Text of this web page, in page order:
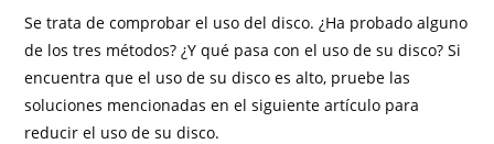
Se trata de comprobar el uso del disco. ¿Ha probado alguno
de los tres métodos? ¿Y qué pasa con el uso de su disco? Si
encuentra que el uso de su disco es alto, pruebe las
soluciones mencionadas en el siguiente artículo para
reducir el uso de su disco.